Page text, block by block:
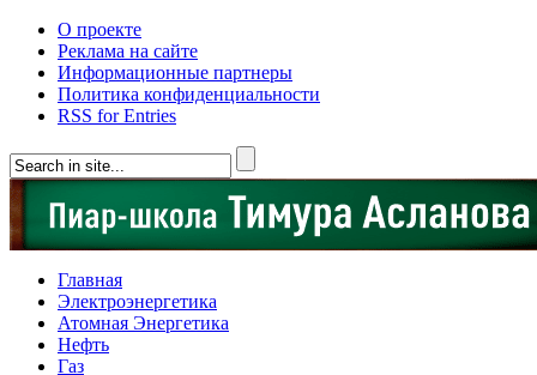
О проекте
Реклама на сайте
Информационные партнеры
Политика конфиденциальности
RSS for Entries
Главная
Электроэнергетика
Атомная Энергетика
Нефть
Газ